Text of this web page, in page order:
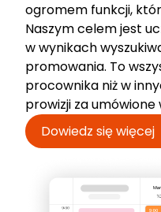
ogromem funkcji,
Naszym celem jest
w wynikach
promowania. To
procownika niż w
prowizji za umówione
Dowiedz się więcej